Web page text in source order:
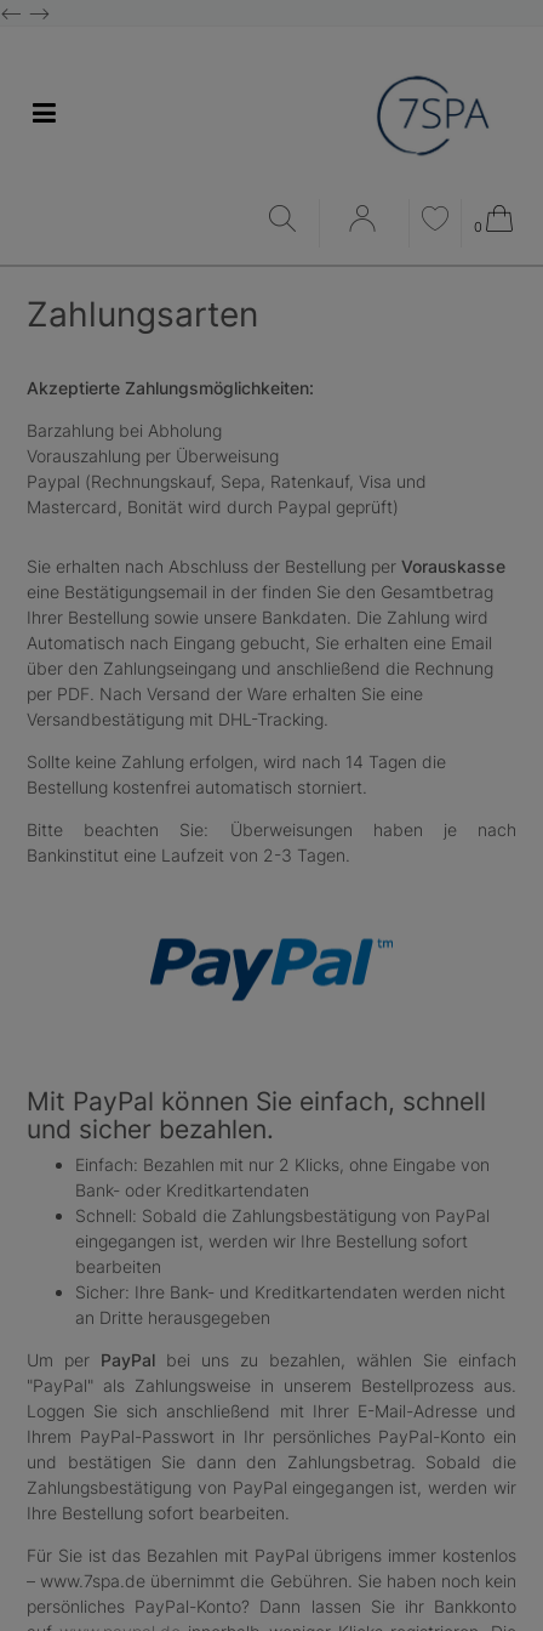
<-- -->
0
Zahlungsarten
Akzeptierte Zahlungsmöglichkeiten:
Barzahlung bei Abholung
Vorauszahlung per Überweisung
Paypal (Rechnungskauf, Sepa, Ratenkauf, Visa und
Mastercard, Bonität wird durch Paypal geprüft)
Sie erhalten nach Abschluss der Bestellung per Vorauskasse
eine Bestätigungsemail in der finden Sie den Gesamtbetrag
Ihrer Bestellung sowie unsere Bankdaten. Die Zahlung wird
Automatisch nach Eingang gebucht, Sie erhalten eine Email
über den Zahlungseingang und anschließend die Rechnung
per PDF. Nach Versand der Ware erhalten Sie eine
Versandbestätigung mit DHL-Tracking.
Sollte keine Zahlung erfolgen, wird nach 14 Tagen die
Bestellung kostenfrei automatisch storniert.
Bitte beachten Sie: Überweisungen haben je nach
Bankinstitut eine Laufzeit von 2-3 Tagen.
Mit PayPal können Sie einfach, schnell
und sicher bezahlen.
Einfach: Bezahlen mit nur 2 Klicks, ohne Eingabe von
Bank- oder Kreditkartendaten
Schnell: Sobald die Zahlungsbestätigung von PayPal
eingegangen ist, werden wir Ihre Bestellung sofort
bearbeiten
Sicher: Ihre Bank- und Kreditkartendaten werden nicht
an Dritte herausgegeben
Um per PayPal bei uns zu bezahlen, wählen Sie einfach
"PayPal" als Zahlungsweise in unserem Bestellprozess aus.
Loggen Sie sich anschließend mit Ihrer E-Mail-Adresse und
Ihrem PayPal-Passwort in Ihr persönliches PayPal-Konto ein
und bestätigen Sie dann den Zahlungsbetrag. Sobald die
Zahlungsbestätigung von PayPal eingegangen ist, werden wir
Ihre Bestellung sofort bearbeiten.
Für Sie ist das Bezahlen mit PayPal übrigens immer kostenlos
– www.7spa.de übernimmt die Gebühren. Sie haben noch kein
persönliches PayPal-Konto? Dann lassen Sie ihr Bankkonto